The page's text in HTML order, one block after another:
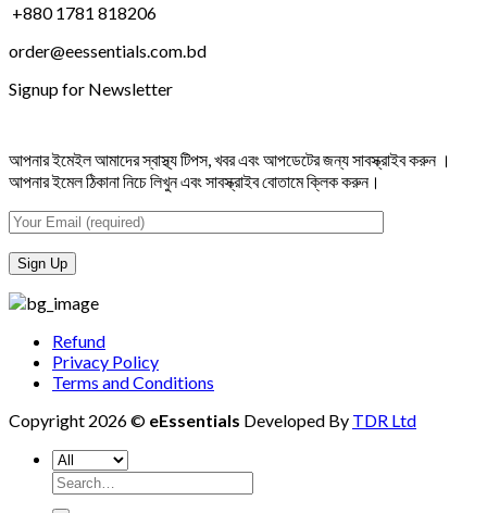
+880 1781 818206
order@eessentials.com.bd
Signup for Newsletter
আপনার ইমেইল আমাদের স্বাস্থ্য টিপস, খবর এবং আপডেটের জন্য সাবস্ক্রাইব করুন ।
আপনার ইমেল ঠিকানা নিচে লিখুন এবং সাবস্ক্রাইব বোতামে ক্লিক করুন।
Refund
Privacy Policy
Terms and Conditions
Copyright 2026 © eEssentials Developed By TDR Ltd
Search
for: